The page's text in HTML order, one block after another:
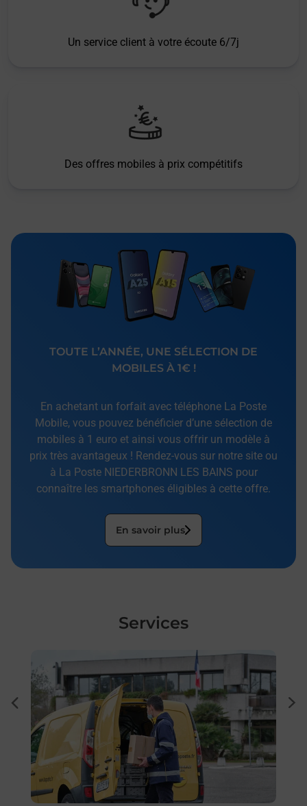
Un service client à votre écoute 6/7j
Des offres mobiles à prix compétitifs
TOUTE L’ANNÉE, UNE SÉLECTION DE
MOBILES À 1€ !
En achetant un forfait avec téléphone La Poste
Mobile, vous pouvez bénéficier d’une sélection de
mobiles à 1 euro et ainsi vous offrir un modèle à
prix très avantageux ! Rendez-vous sur notre site ou
à La Poste NIEDERBRONN LES BAINS pour
connaître les smartphones éligibles à cette offre.
En savoir plus
Services